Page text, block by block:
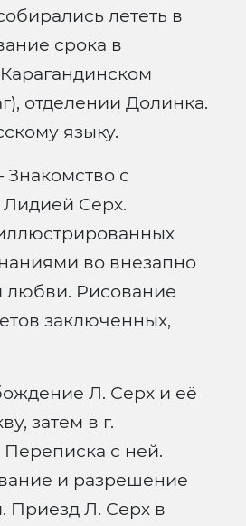
лететь в
срока в
Карагандинском
отделении Долинка.
языку.
с
Серх.
во внезапно
любви. Рисование
заключенных,
Л. Серх и её
затем в г.
с ней.
и разрешение
Приезд Л. Серх в